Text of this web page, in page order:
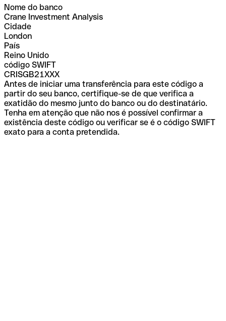
Nome do banco
Crane Investment Analysis
Cidade
London
País
Reino Unido
código SWIFT
CRISGB21XXX
Antes de iniciar uma transferência para este código a
partir do seu banco, certifique-se de que verifica a
exatidão do mesmo junto do banco ou do destinatário.
Tenha em atenção que não nos é possível confirmar a
existência deste código ou verificar se é o código SWIFT
exato para a conta pretendida.